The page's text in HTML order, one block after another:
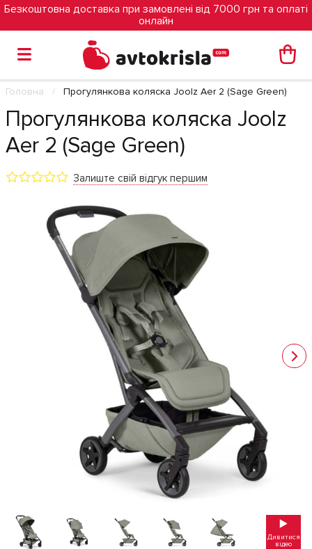
Безкоштовна доставка при замовлені від 7000 грн та оплаті
онлайн
Головна Прогулянкова коляска Joolz Aer 2 (Sage Green)
Прогулянкова коляска Joolz
Aer 2 (Sage Green)
Залиште свій відгук першим
Дивитися
відео